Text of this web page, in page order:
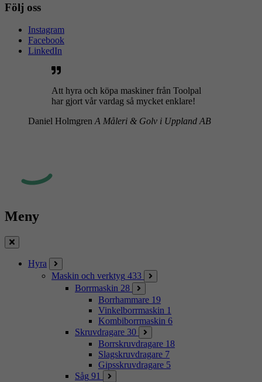
Följ oss
Instagram
Facebook
LinkedIn
Att hyra och köpa maskiner från Toolpal
har gjort vår vardag så mycket enklare!
Daniel Holmgren A Måleri & Golv i Uppland AB
Meny
Stäng
Hyra
Maskin och verktyg 433
Borrmaskin 28
Borrhammare 19
Vinkelborrmaskin 1
Kombiborrmaskin 6
Skruvdragare 30
Borrskruvdragare 18
Slagskruvdragare 7
Gipsskruvdragare 5
Såg 91